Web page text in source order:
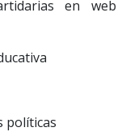
en web
políticas